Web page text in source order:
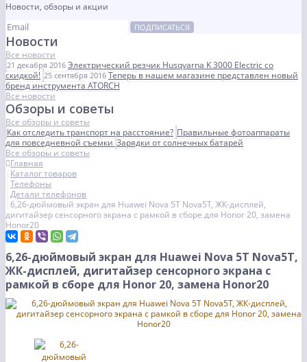
Новости, обзоры и акции
ПОДПИСАТЬСЯ
Новости
Все новости
21 декабря 2016 Электрический резчик Husqvarna K 3000 Electric со
скидкой! 25 сентября 2016 Теперь в нашем магазине представлен новый
бренд инструмента ATORCH
Все новости
Обзоры и советы
Все обзоры и советы
Как отследить транспорт на расстояние? Правильные фотоаппараты
для повседневной съемкиЗарядки от солнечных батарей
Все обзоры и советы
Главная
Каталог товаров
Телефоны
Детали телефонов
6,26-дюймовый экран для Huawei Nova 5T Nova5T, ЖК-дисплей,
дигитайзер сенсорного экрана с рамкой в сборе для Honor 20, замена
Honor20
6,26-дюймовый экран для Huawei Nova 5T Nova5T,
ЖК-дисплей, дигитайзер сенсорного экрана с
рамкой в сборе для Honor 20, замена Honor20